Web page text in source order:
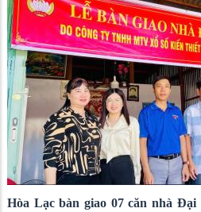
Hòa Lạc bàn giao 07 căn nhà Đại